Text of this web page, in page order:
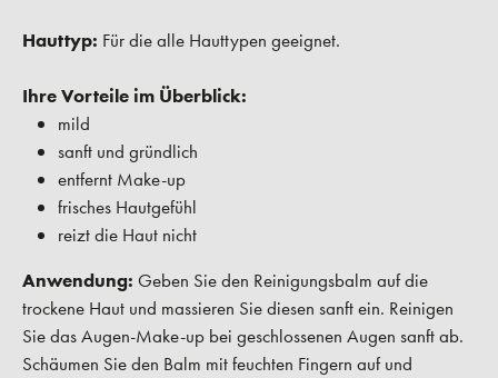
Hauttyp: Für die alle Hauttypen geeignet.
Ihre Vorteile im Überblick:
mild
sanft und gründlich
entfernt Make-up
frisches Hautgefühl
reizt die Haut nicht
Anwendung: Geben Sie den Reinigungsbalm auf die
trockene Haut und massieren Sie diesen sanft ein. Reinigen
Sie das Augen-Make-up bei geschlossenen Augen sanft ab.
Schäumen Sie den Balm mit feuchten Fingern auf und